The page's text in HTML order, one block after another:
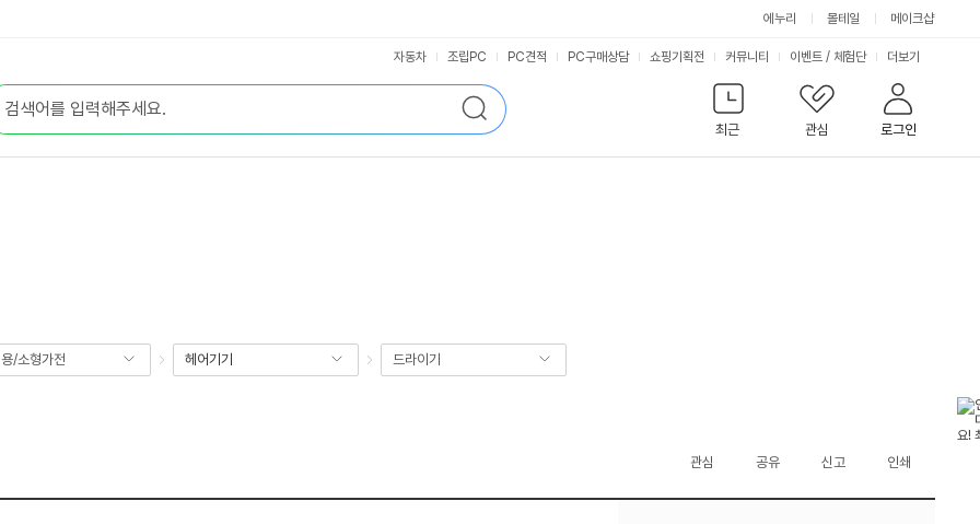
에누리 몰테일 메이크샵
검
색
최근
관심 로그인
자동차 조립PC PC견적 PC구매상담 쇼핑기획전 커뮤니티 이벤트 / 체험단 서
비
스
더보기
/소형가전 헤어기기 드라이기
관심 공유 신고 인쇄